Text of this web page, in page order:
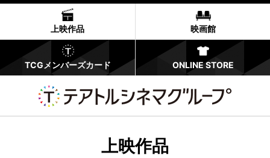
上映作品 映画館
TCGメンバーズカード ONLINE STORE
上映作品